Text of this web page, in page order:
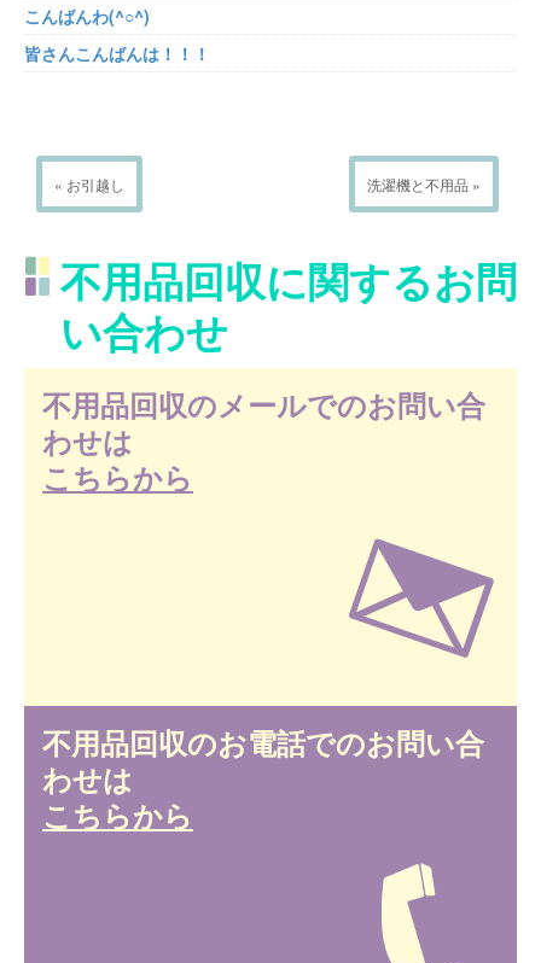
こんばんわ(^○^)
皆さんこんばんは！！！
« お引越し 洗濯機と不用品 »
不用品回収に関するお問
い合わせ
不用品回収のメールでのお問い合
わせは
こちらから
不用品回収のお電話でのお問い合
わせは
こちらから